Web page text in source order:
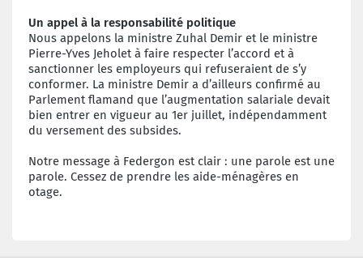
Un appel à la responsabilité politique
Nous appelons la ministre Zuhal Demir et le ministre
Pierre-Yves Jeholet à faire respecter l’accord et à
sanctionner les employeurs qui refuseraient de s’y
conformer. La ministre Demir a d’ailleurs confirmé au
Parlement flamand que l’augmentation salariale devait
bien entrer en vigueur au 1er juillet, indépendamment
du versement des subsides.
Notre message à Federgon est clair : une parole est une
parole. Cessez de prendre les aide-ménagères en
otage.